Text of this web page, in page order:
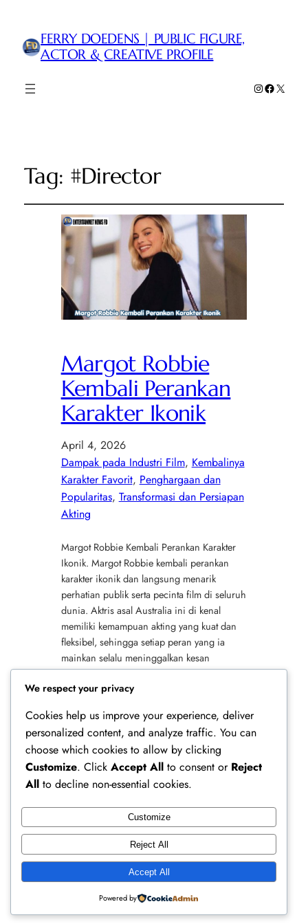
FERRY DOEDENS | PUBLIC FIGURE,
ACTOR & CREATIVE PROFILE
Instagram
Facebook
X
Tag: #Director
Margot Robbie
Kembali Perankan
Karakter Ikonik
April 4, 2026
Dampak pada Industri Film, Kembalinya
Karakter Favorit, Penghargaan dan
Popularitas, Transformasi dan Persiapan
Akting
Margot Robbie Kembali Perankan Karakter
Ikonik. Margot Robbie kembali perankan
karakter ikonik dan langsung menarik
perhatian publik serta pecinta film di seluruh
dunia. Aktris asal Australia ini di kenal
memiliki kemampuan akting yang kuat dan
fleksibel, sehingga setiap peran yang ia
mainkan selalu meninggalkan kesan
mendalam. Kini, kembalinya ia ke karakter
ikonik tersebut memicu antusiasme…
Ferry Doedens | Public Figure, Actor & Creative
Profile
Instagram
Facebook
X
We respect your privacy
Cookies help us improve your experience, deliver
personalized content, and analyze traffic. You can
choose which cookies to allow by clicking
Customize. Click Accept All to consent or Reject
All to decline non-essential cookies.
Customize
Reject All
Accept All
Powered by